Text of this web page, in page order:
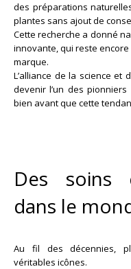
des préparations
plantes sans ajout de
Cette recherche a donné
innovante, qui reste
marque.
L’alliance de la science et
devenir l’un des pionniers
bien avant que cette
Des soins
dans le
Au fil des décennies,
véritables icônes.